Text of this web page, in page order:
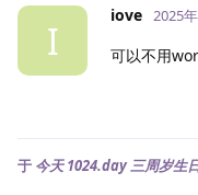
I
iove 2025
可以不用
于 今天 1024.day 三周岁生